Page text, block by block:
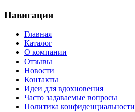
Навигация
Главная
Каталог
О компании
Отзывы
Новости
Контакты
Идеи для вдохновения
Часто задаваемые вопросы
Политика конфиденциальности